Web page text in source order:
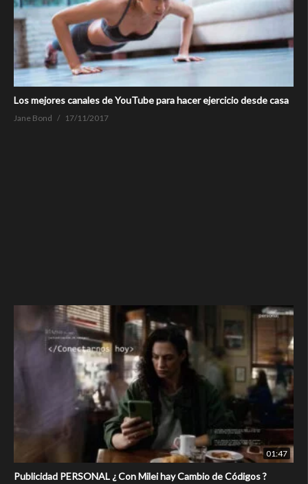
Los mejores canales de YouTube para hacer ejercicio desde casa
Jane Bond 17/11/2017
01:47
Publicidad PERSONAL ¿ Con Milei hay Cambio de Códigos ?